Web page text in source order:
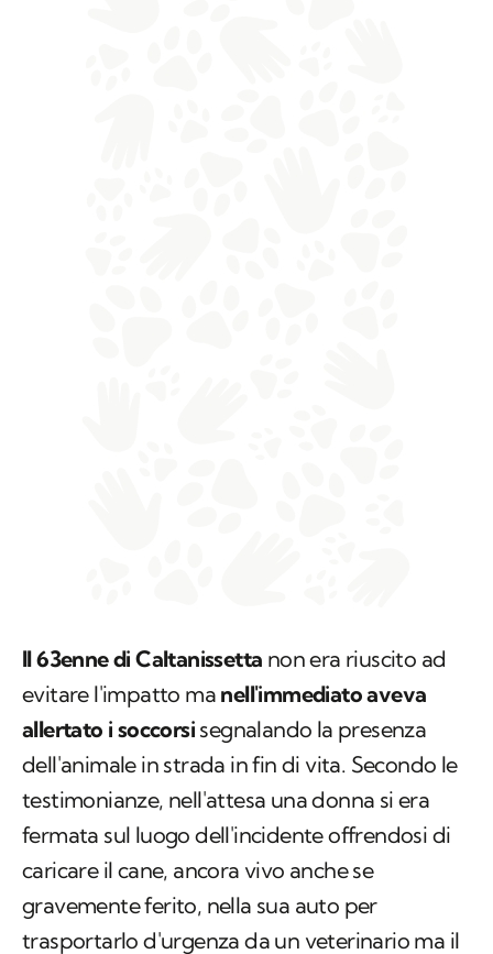
Il 63enne di Caltanissetta non era riuscito ad
evitare l'impatto ma nell'immediato aveva
allertato i soccorsi segnalando la presenza
dell'animale in strada in fin di vita. Secondo le
testimonianze, nell'attesa una donna si era
fermata sul luogo dell'incidente offrendosi di
caricare il cane, ancora vivo anche se
gravemente ferito, nella sua auto per
trasportarlo d'urgenza da un veterinario ma il